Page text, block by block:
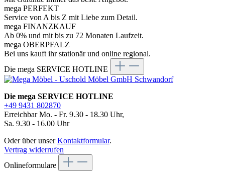
mega PERFEKT
Service von A bis Z mit Liebe zum Detail.
mega FINANZKAUF
Ab 0% und mit bis zu 72 Monaten Laufzeit.
mega OBERPFALZ
Bei uns kauft ihr stationär und online regional.
Die mega SERVICE HOTLINE
Die mega SERVICE HOTLINE
+49 9431 802870
Erreichbar Mo. - Fr. 9.30 - 18.30 Uhr,
Sa. 9.30 - 16.00 Uhr
Oder über unserKontaktformular.
Vertrag widerrufen
Onlineformulare